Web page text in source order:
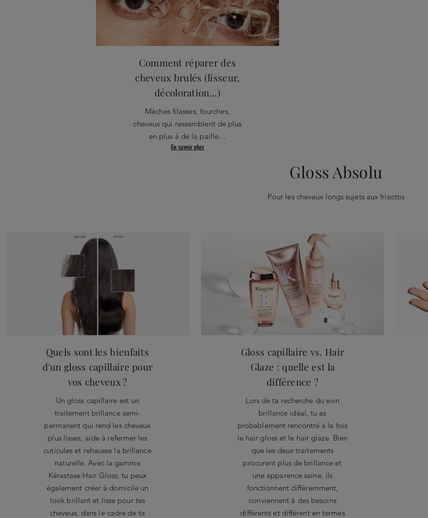
Comment réparer des
cheveux brulés (lisseur,
décoloration...)
Mèches filasses, fourches,
cheveux qui ressemblent de plus
en plus à de la paille…
En savoir plus
Gloss Absolu
Pour les cheveux longs sujets aux frisottis
Quels sont les bienfaits
d'un gloss capillaire pour
vos cheveux ?
Un gloss capillaire est un
traitement brillance semi-
permanent qui rend les cheveux
plus lisses, aide à refermer les
cuticules et rehausse la brillance
naturelle. Avec la gamme
Kérastase Hair Gloss, tu peux
également créer à domicile un
look brillant et lisse pour tes
cheveux, dans le cadre de ta
Gloss capillaire vs. Hair
Glaze : quelle est la
différence ?
Lors de ta recherche du soin
brillance idéal, tu as
probablement rencontré à la fois
le hair gloss et le hair glaze. Bien
que les deux traitements
procurent plus de brillance et
une apparence saine, ils
fonctionnent différemment,
conviennent à des besoins
différents et diffèrent en termes